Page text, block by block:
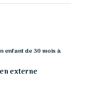
enfant de 30 mois à
externe